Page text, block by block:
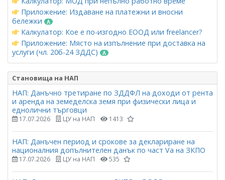
Приложение: Издаване на платежни и вносни
бележки
Калкулатор: Кое е по-изгодно ЕООД или freelancer?
Приложение: Място на изпълнение при доставка на
услуги (чл. 20б-24 ЗДДС)
Становища на НАП
НАП: Данъчно третиране по ЗДДФЛ на доходи от рента
и аренда на земеделска земя при физически лица и
еднолични търговци
17.07.2026 ЦУ на НАП 1413
НАП: Данъчен период и срокове за деклариране на
националния допълнителен данък по част Vа на ЗКПО
17.07.2026 ЦУ на НАП 535